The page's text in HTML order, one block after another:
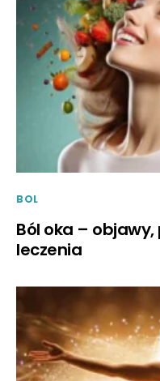
BOL
Ból oka –
leczenia